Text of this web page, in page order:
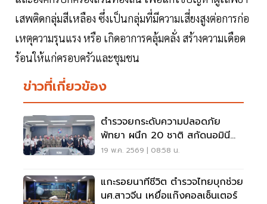
เสพติดกลุ่มสีเหลือง ซึ่งเป็นกลุ่มที่มีความเสี่ยงสูงต่อการก่อ
เหตุความรุนแรง หรือ เกิดอาการคลุ้มคลั่ง สร้างความเดือด
ร้อนให้แก่ครอบครัวและชุมชน
ข่าวที่เกี่ยวข้อง
ตำรวจยกระดับความปลอดภัย
พัทยา ผนึก 20 ชาติ สกัดนอมินี
แก๊งสแกม อาชญากรรม
19 พ.ค. 2569 | 08:58 น.
แกะรอยนาทีชีวิต ตำรวจไทยบุกช่วย
นศ.สาวจีน เหยื่อแก๊งคอลเซ็นเตอร์